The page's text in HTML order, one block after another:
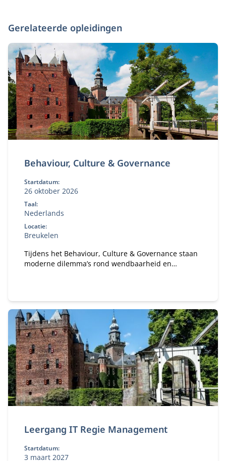
Gerelateerde opleidingen
Behaviour, Culture & Governance
Startdatum:
26 oktober 2026
Taal:
Nederlands
Locatie:
Breukelen
Tijdens het Behaviour, Culture & Governance staan
moderne dilemma’s rond wendbaarheid en
Leergang IT Regie Management
Startdatum:
3 maart 2027